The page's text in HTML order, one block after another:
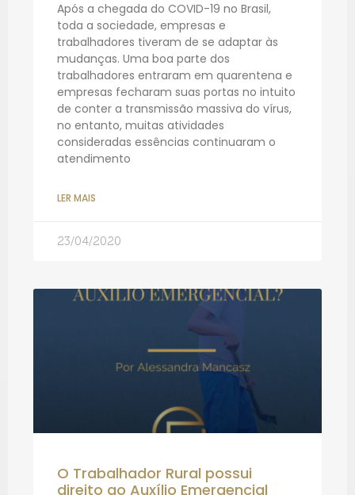
Após a chegada do COVID-19 no Brasil,
toda a sociedade, empresas e
trabalhadores tiveram de se adaptar às
mudanças. Uma boa parte dos
trabalhadores entraram em quarentena e
empresas fecharam suas portas no intuito
de conter a transmissão massiva do vírus,
no entanto, muitas atividades
consideradas essências continuaram o
atendimento
LER MAIS
23/04/2020
O Trabalhador Rural possui
direito ao Auxílio Emergencial